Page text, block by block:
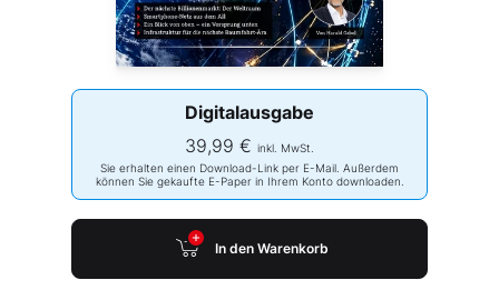
Digitalausgabe
39,99 € inkl. MwSt.
Sie erhalten einen Download-Link per E-Mail. Außerdem
können Sie gekaufte E-Paper in Ihrem Konto downloaden.
In den Warenkorb